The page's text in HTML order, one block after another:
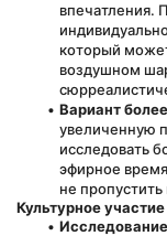
впечатления.
который
воздушном
Вариант
увеличенную
исследовать
эфирное
не
Культурное участие